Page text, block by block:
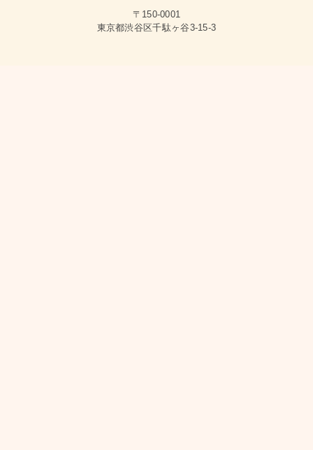
〒150-0001
東京都渋谷区千駄ヶ谷3-15-3